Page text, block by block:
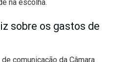
na escolha.
sobre os gastos de
comunicação da Câmara